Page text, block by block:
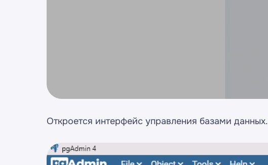
Откроется интерфейс управления базами данных.